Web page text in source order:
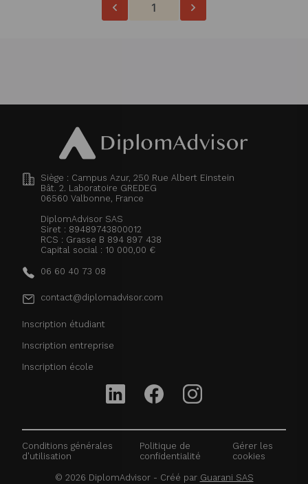
1
Siège : Campus Azur, 250 Rue Albert Einstein
Bât. 2. Laboratoire GREDEG
06560 Valbonne, France
DiplomAdvisor SAS
Siret : 89489743800012
RCS : Grasse B 894 897 438
Capital social : 10 000,00 €
06 60 40 73 08
contact@diplomadvisor.com
Inscription étudiant
Inscription entreprise
Inscription école
Conditions générales
d'utilisation
Politique de
confidentialité
Gérer les
cookies
© 2026 DiplomAdvisor - Créé par Guarani SAS